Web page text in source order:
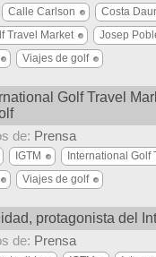
Calle Carlson Costa
Travel Market
Josep
Viajes de golf
Golf Travel
de: Prensa
IGTM International Golf
Viajes de golf
protagonista del
de: Prensa